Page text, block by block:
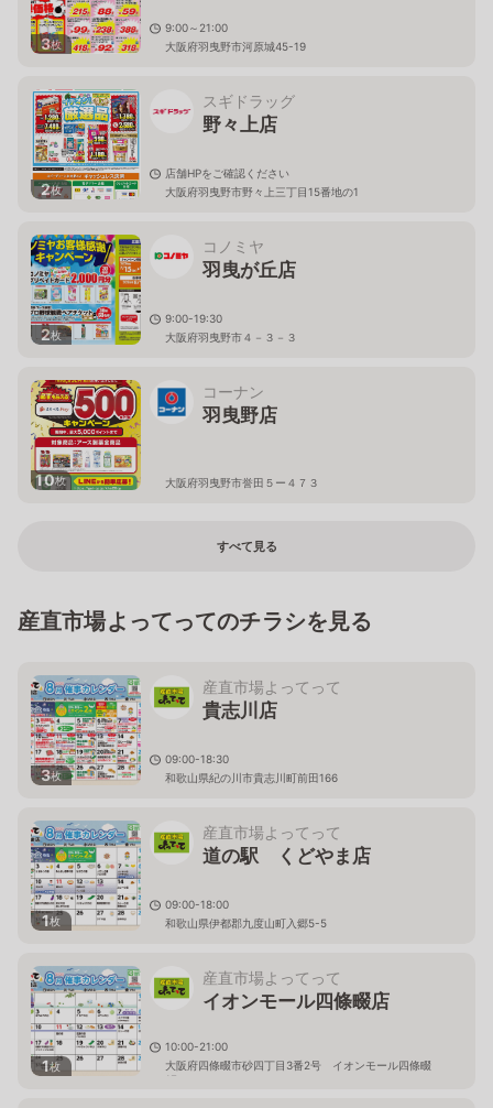
3枚
9:00～21:00
大阪府羽曳野市河原城45-19
2枚
スギドラッグ
野々上店
店舗HPをご確認ください
大阪府羽曳野市野々上三丁目15番地の1
2枚
コノミヤ
羽曳が丘店
9:00-19:30
大阪府羽曳野市４－３－３
10枚
コーナン
羽曳野店
大阪府羽曳野市誉田５ー４７３
すべて見る
産直市場よってってのチラシを見る
3枚
産直市場よってって
貴志川店
09:00-18:30
和歌山県紀の川市貴志川町前田166
1枚
産直市場よってって
道の駅 くどやま店
09:00-18:00
和歌山県伊都郡九度山町入郷5-5
1枚
産直市場よってって
イオンモール四條畷店
10:00-21:00
大阪府四條畷市砂四丁目3番2号 イオンモール四條畷
1F